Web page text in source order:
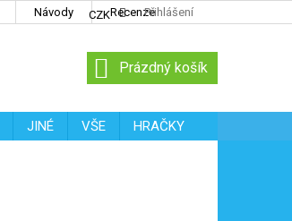
Návody Recenze
CZK Přihlášení
NÁKUPNÍ
KOŠÍK
Prázdný košík
JINÉ VŠE
HRAČKY